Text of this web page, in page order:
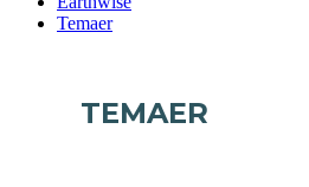
Temaer
TEMAER